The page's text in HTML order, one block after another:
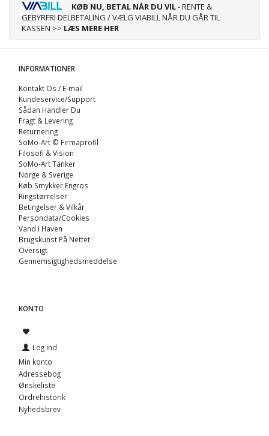
KØB NU, BETAL NÅR DU VIL- RENTE &
GEBYRFRI DELBETALING / VÆLG VIABILL NÅR DU GÅR TIL
KASSEN >> LÆS MERE HER
INFORMATIONER
Kontakt Os / E-mail
Kundeservice/Support
Sådan Handler Du
Fragt & Levering
Returnering
SoMo-Art © Firmaprofil
Filosofi & Vision
SoMo-Art Tanker
Norge & Sverige
Køb Smykker Engros
Ringstørrelser
Betingelser & Vilkår
Persondata/Cookies
Vand I Haven
Brugskunst På Nettet
Oversigt
Gennemsigtighedsmeddelse
KONTO
Log ind
Min konto
Adressebog
Ønskeliste
Ordrehistorik
Nyhedsbrev